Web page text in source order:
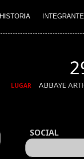
HISTORIA
LUGAR ABBAYE
SOCIAL